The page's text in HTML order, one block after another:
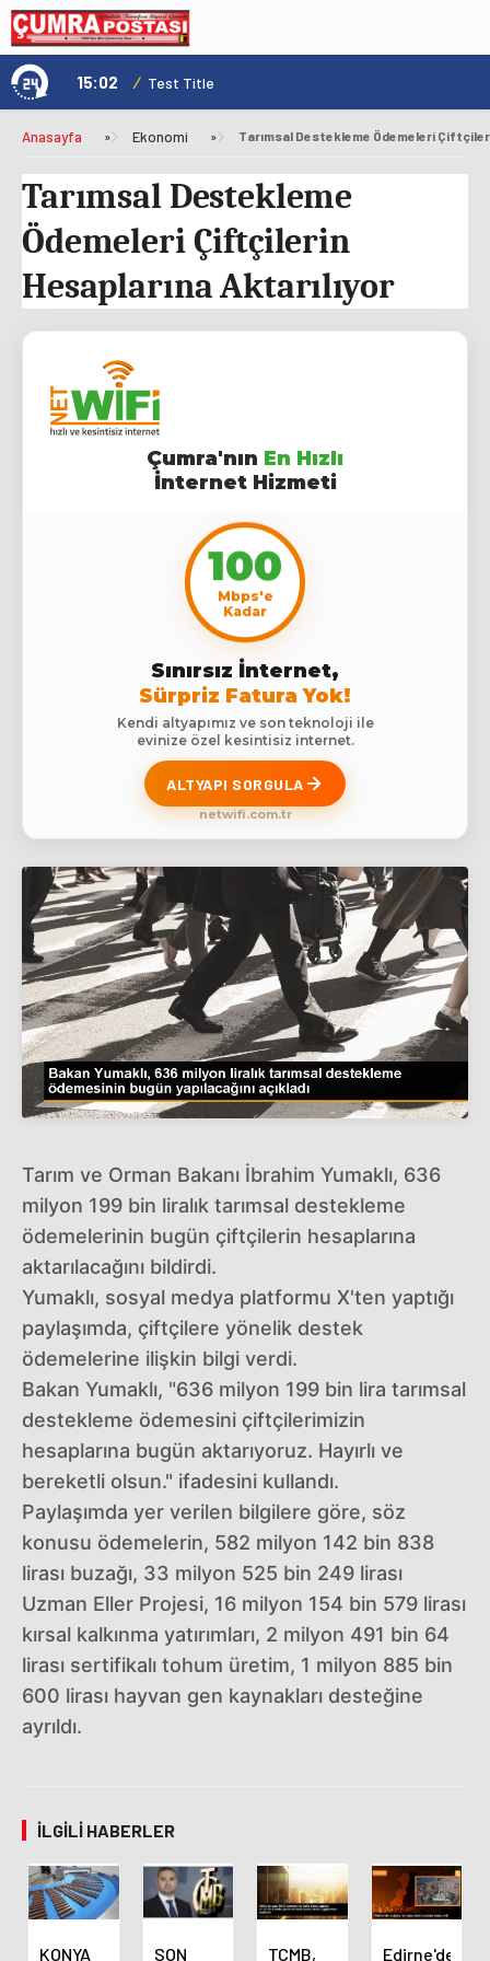
15:02 / Test Title
Anasayfa » Ekonomi » Tarımsal Destekleme Ödemeleri
Tarımsal Destekleme
Ödemeleri Çiftçilerin
Hesaplarına Aktarılıyor
Çumra'nın En Hızlı
İnternet Hizmeti
100
Mbps'e
Kadar
Sınırsız İnternet,
Sürpriz Fatura Yok!
Kendi altyapımız ve son teknoloji ile
evinize özel kesintisiz internet.
ALTYAPI SORGULA
netwifi.com.tr
Tarım ve Orman Bakanı İbrahim Yumaklı, 636
milyon 199 bin liralık tarımsal destekleme
ödemelerinin bugün çiftçilerin hesaplarına
aktarılacağını bildirdi.
Yumaklı, sosyal medya platformu X'ten yaptığı
paylaşımda, çiftçilere yönelik destek
ödemelerine ilişkin bilgi verdi.
Bakan Yumaklı, "636 milyon 199 bin lira tarımsal
destekleme ödemesini çiftçilerimizin
hesaplarına bugün aktarıyoruz. Hayırlı ve
bereketli olsun." ifadesini kullandı.
Paylaşımda yer verilen bilgilere göre, söz
konusu ödemelerin, 582 milyon 142 bin 838
lirası buzağı, 33 milyon 525 bin 249 lirası
Uzman Eller Projesi, 16 milyon 154 bin 579 lirası
kırsal kalkınma yatırımları, 2 milyon 491 bin 64
lirası sertifikalı tohum üretim, 1 milyon 885 bin
600 lirası hayvan gen kaynakları desteğine
ayrıldı.
İLGILI HABERLER
KONYA SON TCMB, Edirne'de